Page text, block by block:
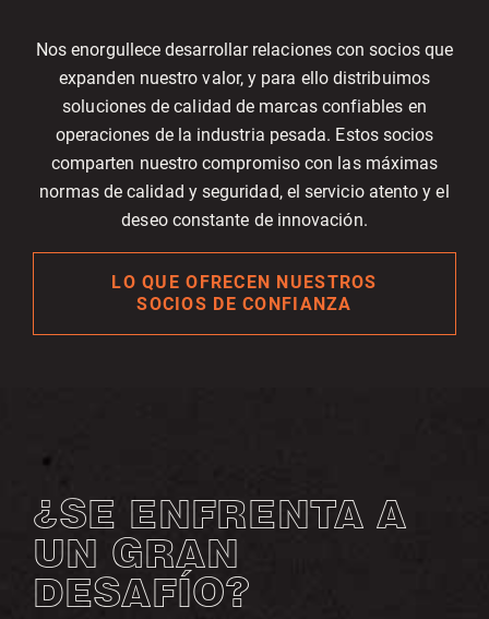
Nos enorgullece desarrollar relaciones con socios que
expanden nuestro valor, y para ello distribuimos
soluciones de calidad de marcas confiables en
operaciones de la industria pesada. Estos socios
comparten nuestro compromiso con las máximas
normas de calidad y seguridad, el servicio atento y el
deseo constante de innovación.
LO QUE OFRECEN NUESTROS
SOCIOS DE CONFIANZA
¿SE ENFRENTA A
UN GRAN
DESAFÍO?